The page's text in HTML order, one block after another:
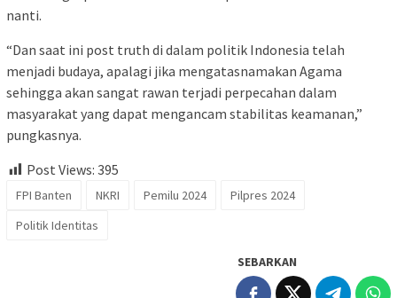
nanti.
“Dan saat ini post truth di dalam politik Indonesia telah
menjadi budaya, apalagi jika mengatasnamakan Agama
sehingga akan sangat rawan terjadi perpecahan dalam
masyarakat yang dapat mengancam stabilitas keamanan,”
pungkasnya.
Post Views: 395
FPI Banten NKRI Pemilu 2024
Pilpres 2024
Politik Identitas
SEBARKAN